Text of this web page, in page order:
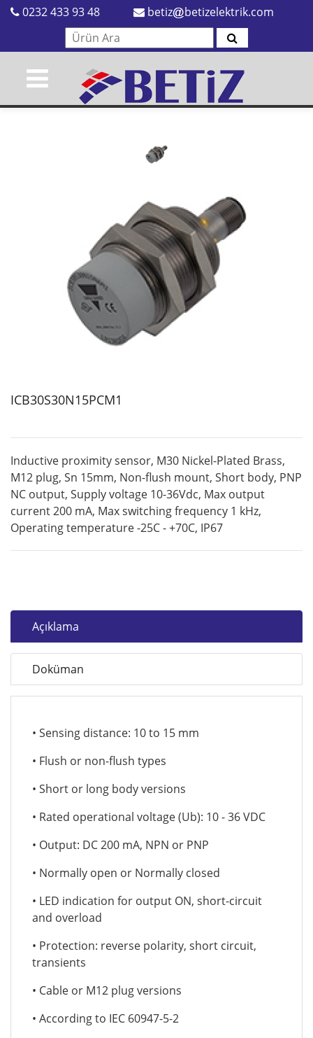
0232 433 93 48 betiz betizelektrik.com
ICB30S30N15PCM1
Inductive proximity sensor, M30 Nickel-Plated Brass,
M12 plug, Sn 15mm, Non-flush mount, Short body, PNP
NC output, Supply voltage 10-36Vdc, Max output
current 200 mA, Max switching frequency 1 kHz,
Operating temperature -25C - +70C, IP67
Açıklama
Doküman
• Sensing distance: 10 to 15 mm
• Flush or non-flush types
• Short or long body versions
• Rated operational voltage (Ub): 10 - 36 VDC
• Output: DC 200 mA, NPN or PNP
• Normally open or Normally closed
• LED indication for output ON, short-circuit
and overload
• Protection: reverse polarity, short circuit,
transients
• Cable or M12 plug versions
• According to IEC 60947-5-2